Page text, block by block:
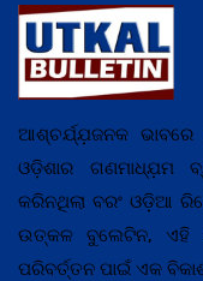
ଆଶ୍ଚର୍ଯ୍ଯ଼ଜନକ
ଓଡ଼ିଶାର ଗଣମାଧ୍ଯ଼ମ
କରିନଥିଲା ବରଂ ଓଡ଼ିଆ
ଉତ୍କଳ ବୁଲେଟିନ, ଏହି
ପରିବର୍ତ୍ତନ ପାଇଁ ଏକ ବିକାଶ